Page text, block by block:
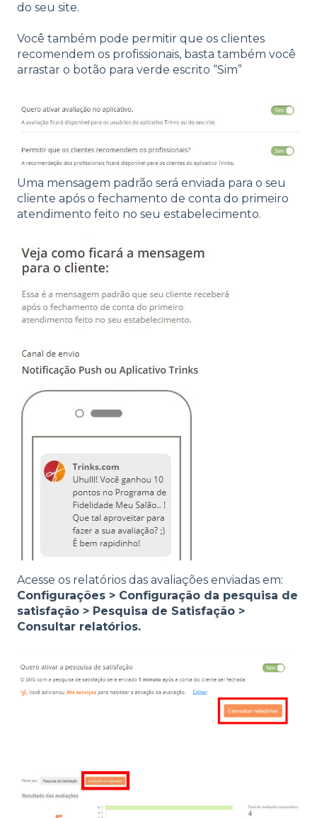
do seu site.
Você também pode permitir que os clientes
recomendem os profissionais, basta também você
arrastar o botão para verde escrito “Sim”
Uma mensagem padrão será enviada para o seu
cliente após o fechamento de conta do primeiro
atendimento feito no seu estabelecimento.
Acesse os relatórios das avaliações enviadas em:
Configurações > Configuração da pesquisa de
satisfação > Pesquisa de Satisfação >
Consultar relatórios.